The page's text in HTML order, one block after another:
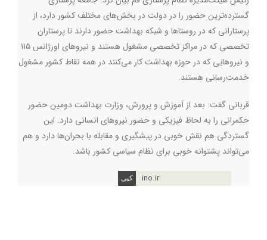
گسترده‌ترین حضور را در دولت در بخش‌های مختلف کشور دارد، از
پرستارانی که در روستاها و شبکه بهداشت حضور دارند تا پرستاران
تخصصی که در مراکز تخصصی مشغول هستند و نیروهای اورژانس ۱۱۵
و نیروهایی که در حوزه بهداشت کار می‌کنند در همه نقاط کشور مشغول
خدمت‌رسانی هستند.
قربانی گفت: بعد از آموزش و پرورش، وزارت بهداشت دومین حضور
حکمرانی را به لحاظ فیزیکی و حضور نیروهای انسانی دارد. این
گستردگی هم نقش خوبی در پیشگیری و مقابله با بحران‌ها دارد و هم
می‌تواند پشتوانه خوبی برای نظام سیاسی کشور باشد.
ino.ir